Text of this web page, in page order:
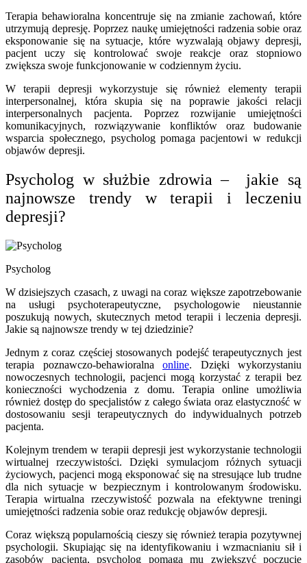
Terapia behawioralna koncentruje się na zmianie zachowań, które
utrzymują depresję. Poprzez naukę umiejętności radzenia sobie oraz
eksponowanie się na sytuacje, które wyzwalają objawy depresji,
pacjent uczy się kontrolować swoje reakcje oraz stopniowo
zwiększa swoje funkcjonowanie w codziennym życiu.
W terapii depresji wykorzystuje się również elementy terapii
interpersonalnej, która skupia się na poprawie jakości relacji
interpersonalnych pacjenta. Poprzez rozwijanie umiejętności
komunikacyjnych, rozwiązywanie konfliktów oraz budowanie
wsparcia społecznego, psycholog pomaga pacjentowi w redukcji
objawów depresji.
Psycholog w służbie zdrowia – jakie są
najnowsze trendy w terapii i leczeniu
depresji?
Psycholog
W dzisiejszych czasach, z uwagi na coraz większe zapotrzebowanie
na usługi psychoterapeutyczne, psychologowie nieustannie
poszukują nowych, skutecznych metod terapii i leczenia depresji.
Jakie są najnowsze trendy w tej dziedzinie?
Jednym z coraz częściej stosowanych podejść terapeutycznych jest
terapia poznawczo-behawioralna online. Dzięki wykorzystaniu
nowoczesnych technologii, pacjenci mogą korzystać z terapii bez
konieczności wychodzenia z domu. Terapia online umożliwia
również dostęp do specjalistów z całego świata oraz elastyczność w
dostosowaniu sesji terapeutycznych do indywidualnych potrzeb
pacjenta.
Kolejnym trendem w terapii depresji jest wykorzystanie technologii
wirtualnej rzeczywistości. Dzięki symulacjom różnych sytuacji
życiowych, pacjenci mogą eksponować się na stresujące lub trudne
dla nich sytuacje w bezpiecznym i kontrolowanym środowisku.
Terapia wirtualna rzeczywistość pozwala na efektywne treningi
umiejętności radzenia sobie oraz redukcję objawów depresji.
Coraz większą popularnością cieszy się również terapia pozytywnej
psychologii. Skupiając się na identyfikowaniu i wzmacnianiu sił i
zasobów pacjenta, psycholog pomaga mu zwiększyć poczucie